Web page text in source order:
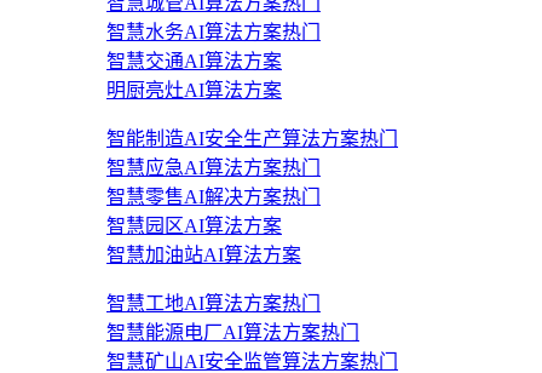
智慧水务AI算法方案热门
智慧交通AI算法方案
明厨亮灶AI算法方案
智能制造AI安全生产算法方案热门
智慧应急AI算法方案热门
智慧零售AI解决方案热门
智慧园区AI算法方案
智慧加油站AI算法方案
智慧工地AI算法方案热门
智慧能源电厂AI算法方案热门
智慧矿山AI安全监管算法方案热门